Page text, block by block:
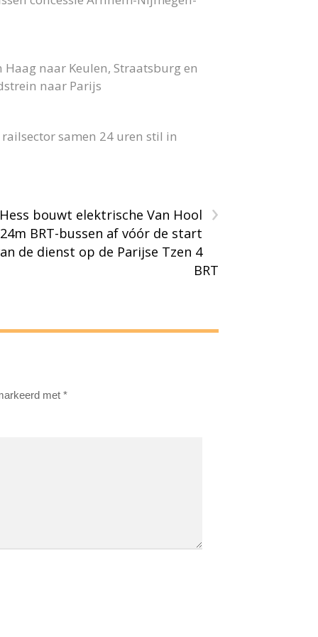
naar Keulen, Straatsburg en
naar Parijs
samen 24 uren stil in
›
Hess bouwt elektrische Van Hool
24m BRT-bussen af vóór de start
de dienst op de Parijse Tzen 4
BRT
met*